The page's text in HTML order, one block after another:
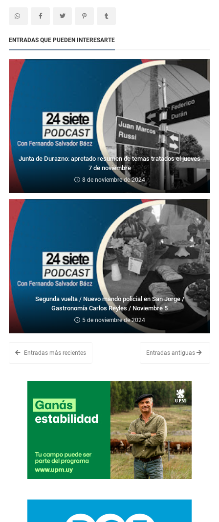
ENTRADAS QUE PUEDEN INTERESARTE
Junta de Durazno: apretado resumen de temas tratados el jueves
7 de noviembre
8 de noviembre de 2024
Segunda vuelta / Nuevo mando policial en San Jorge /
Gastronomía Carlos Reyles / Noviembre 5
5 de noviembre de 2024
Entradas más recientes Entradas antiguas